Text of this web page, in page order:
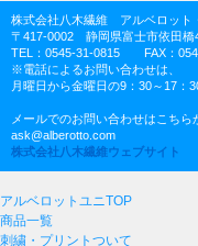
株式会社八木繊維 アルベロット
〒417-0002 静岡県富士市依田橋
TEL：0545-31-0815 FAX：
※電話によるお問い合わせは、
月曜日から金曜日の9：30～17：
メールでのお問い合わせはこちら
ask@alberotto.com
株式会社八木繊維ウェブサイト
アルベロットユニTOP
商品一覧
刺繍・プリントついて